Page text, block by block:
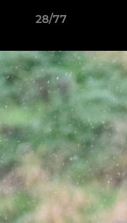
28/77